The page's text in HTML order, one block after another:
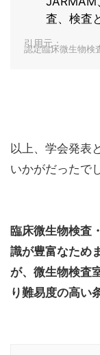
査、検査
引用元：
認定臨床微生物
以上、学会発表
いかがだったで
臨床微生物検査
識が豊富なため
が、微生物検査
り難易度の高い